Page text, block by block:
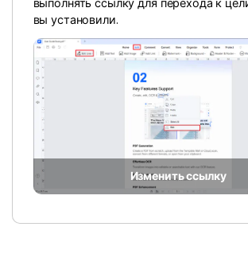
вы установили.
Изменить ссылку